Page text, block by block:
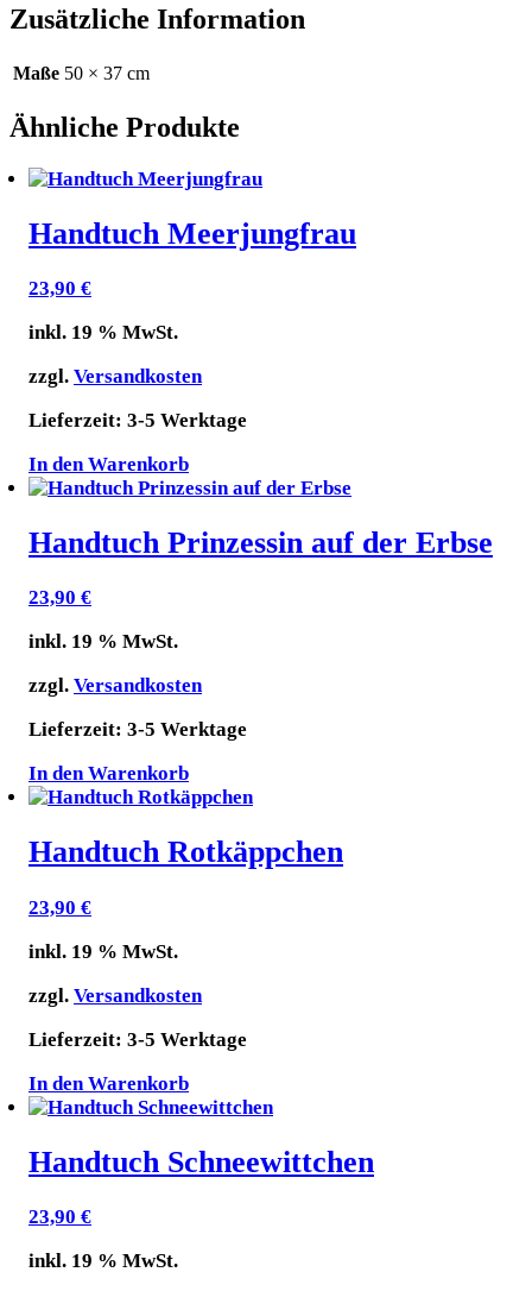
Zusätzliche Information
Maße 50 × 37 cm
Ähnliche Produkte
Handtuch Meerjungfrau
23,90 €
inkl. 19 % MwSt.
zzgl. Versandkosten
Lieferzeit: 3-5 Werktage
In den Warenkorb
Handtuch Prinzessin auf der Erbse
23,90 €
inkl. 19 % MwSt.
zzgl. Versandkosten
Lieferzeit: 3-5 Werktage
In den Warenkorb
Handtuch Rotkäppchen
23,90 €
inkl. 19 % MwSt.
zzgl. Versandkosten
Lieferzeit: 3-5 Werktage
In den Warenkorb
Handtuch Schneewittchen
23,90 €
inkl. 19 % MwSt.